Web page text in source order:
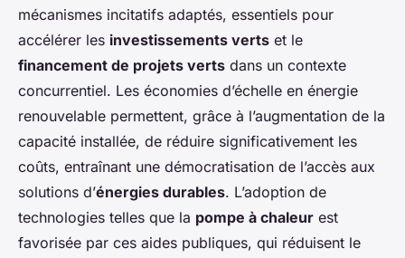
mécanismes incitatifs adaptés, essentiels pour
accélérer les investissements verts et le
financement de projets verts dans un contexte
concurrentiel. Les économies d’échelle en énergie
renouvelable permettent, grâce à l’augmentation de la
capacité installée, de réduire significativement les
coûts, entraînant une démocratisation de l’accès aux
solutions d’énergies durables. L’adoption de
technologies telles que la pompe à chaleur est
favorisée par ces aides publiques, qui réduisent le